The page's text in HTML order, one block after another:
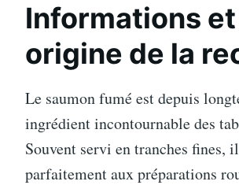
Informations et
origine de la
Le saumon fumé est depuis
ingrédient incontournable des
Souvent servi en tranches fines,
parfaitement aux préparations